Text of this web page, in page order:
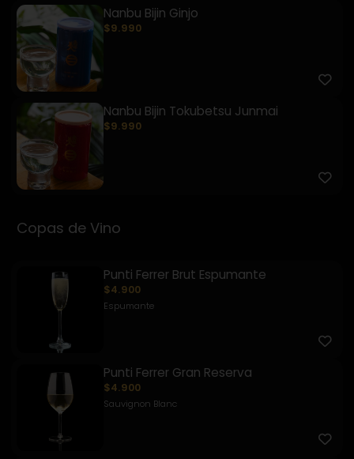
Nanbu Bijin Ginjo
$9.990
Nanbu Bijin Tokubetsu Junmai
$9.990
Copas de Vino
Punti Ferrer Brut Espumante
$4.900
Espumante
Punti Ferrer Gran Reserva
$4.900
Sauvignon Blanc